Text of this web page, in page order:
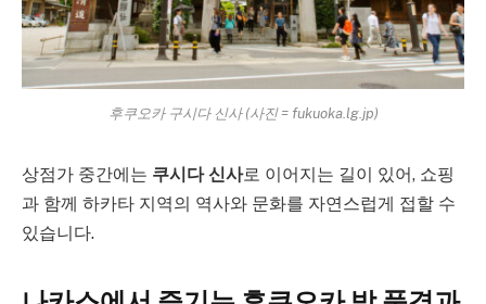
후쿠오카 구시다 신사 (사진 = fukuoka.lg.jp)
상점가 중간에는 쿠시다 신사로 이어지는 길이 있어, 쇼핑
과 함께 하카타 지역의 역사와 문화를 자연스럽게 접할 수
있습니다.